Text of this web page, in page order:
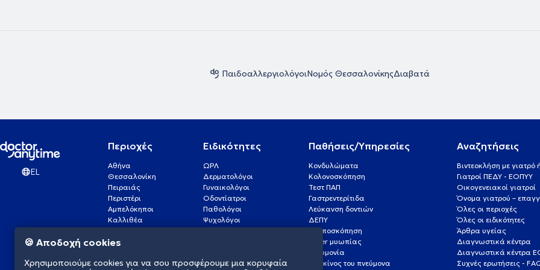
ΠαιδοαλλεργιολόγοιΝομός ΘεσσαλονίκηςΔιαβατά
EL
Περιοχές
Αθήνα
Θεσσαλονίκη
Πειραιάς
Περιστέρι
Αμπελόκηποι
Καλλιθέα
Πάτρα
Γλυφάδα
Νέα Σμύρνη
Ειδικότητες
ΩΡΛ
Δερματολόγοι
Γυναικολόγοι
Οδοντίατροι
Παθολόγοι
Ψυχολόγοι
Οφθαλμίατροι
Καρδιολόγοι
Παθήσεις/Υπηρεσίες
Κονδυλώματα
Κολονοσκόπηση
Τεστ ΠΑΠ
Γαστρεντερίτιδα
Λεύκανση δοντιών
ΔΕΠΥ
Κολποσκόπηση
Laser μυωπίας
Πνευμονία
Καρκίνος του πνεύμονα
Αναζητήσεις
Βιντεοκλήση με
Γιατροί ΠΕΔΥ - ΕΟΠΥΥ
Οικογενειακοί γιατροί
Όνομα γιατρού –
Όλες οι περιοχές
Όλες οι ειδικότητες
Άρθρα υγείας
Διαγνωστικά κέντρα
Διαγνωστικά κέντρα
Συχνές ερωτήσεις -
🍪 Αποδοχή cookies
Χρησιμοποιούμε cookies για να σου προσφέρουμε μια κορυφαία